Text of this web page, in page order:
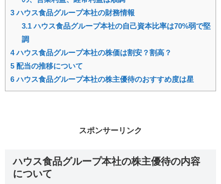
3ハウス食品グループ本社の財務情報
3.1ハウス食品グループ本社の自己資本比率は70%弱で堅
調
4ハウス食品グループ本社の株価は割安？割高？
5 配当の推移について
6ハウス食品グループ本社の株主優待のおすすめ度は星
スポンサーリンク
ハウス食品グループ本社の株主優待の内容
について